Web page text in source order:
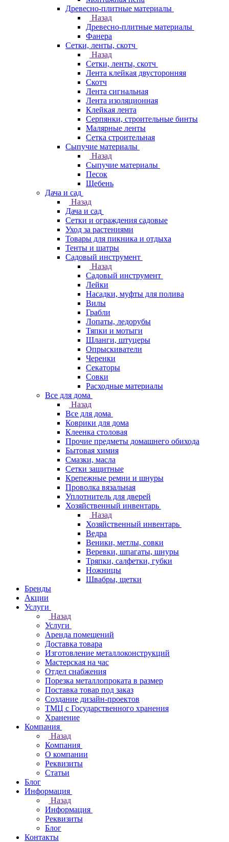
Древесно-плитные материалы
Назад
Древесно-плитные материалы
Фанера
Сетки, ленты, скотч
Назад
Сетки, ленты, скотч
Лента клейкая двусторонняя
Скотч
Лента сигнальная
Лента изоляционная
Клейкая лента
Серпянки, строительные бинты
Малярные ленты
Сетка строительная
Сыпучие материалы
Назад
Сыпучие материалы
Песок
Щебень
Дача и сад
Назад
Дача и сад
Сетки и ограждения садовые
Уход за растениями
Товары для пикника и отдыха
Тенты и шатры
Садовый инструмент
Назад
Садовый инструмент
Лейки
Насадки, муфты для полива
Вилы
Грабли
Лопаты, ледорубы
Тяпки и мотыги
Шланги, штуцеры
Опрыскиватели
Черенки
Секаторы
Совки
Расходные материалы
Все для дома
Назад
Все для дома
Коврики для дома
Клеенка столовая
Прочие предметы домашнего обихода
Бытовая химия
Смазки, масла
Сетки защитные
Крепежные ремни и шнуры
Проволка вязальная
Уплотнитель для дверей
Хозяйственный инвентарь
Назад
Хозяйственный инвентарь
Ведра
Веники, метлы, совки
Веревки, шпагаты, шнуры
Тряпки, салфетки, губки
Ножницы
Швабры, щетки
Бренды
Акции
Услуги
Назад
Услуги
Аренда помещений
Доставка товара
Изготовление металлоконструкций
Мастерская на час
Отдел снабжения
Порезка металлопроката в размер
Поставка товар под заказ
Создание дизайн-проектов
ТМЦ с Государственного хранения
Хранение
Компания
Назад
Компания
О компании
Реквизиты
Статьи
Блог
Информация
Назад
Информация
Реквизиты
Блог
Контакты